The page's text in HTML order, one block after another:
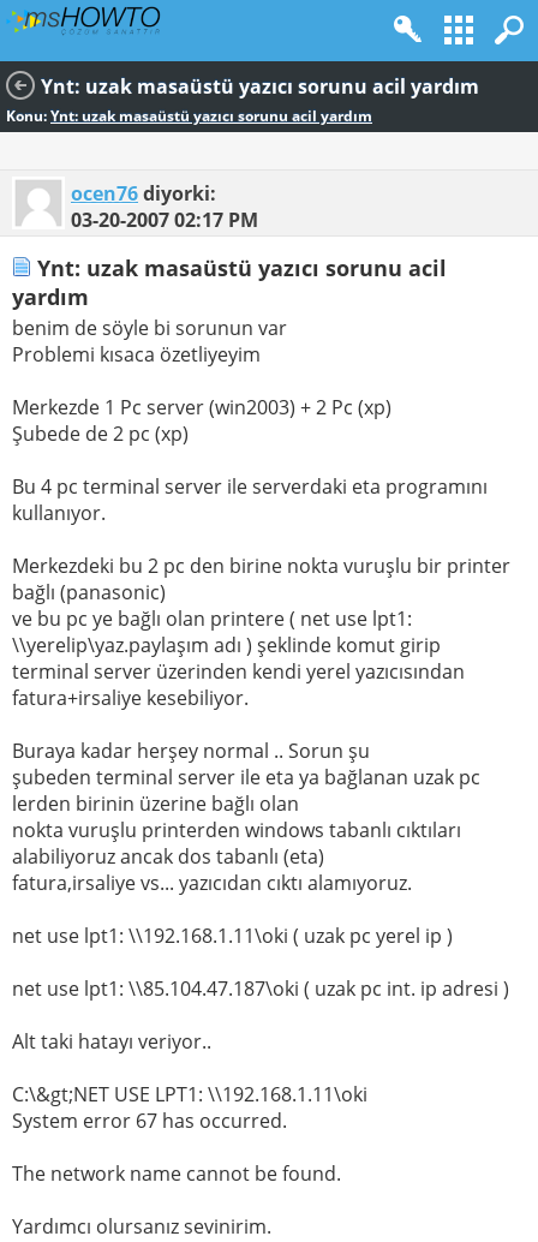
Ynt: uzak masaüstü yazıcı sorunu acil yardım
Konu:Ynt: uzak masaüstü yazıcı sorunu acil yardım
ocen76diyorki:
03-20-200702:17 PM
Ynt: uzak masaüstü yazıcı sorunu acil
yardım
benim de söyle bi sorunun var
Problemi kısaca özetliyeyim
Merkezde 1 Pc server (win2003) + 2 Pc (xp)
Şubede de 2 pc (xp)
Bu 4 pc terminal server ile serverdaki eta programını
kullanıyor.
Merkezdeki bu 2 pc den birine nokta vuruşlu bir printer
bağlı (panasonic)
ve bu pc ye bağlı olan printere ( net use lpt1:
\\yerelip\yaz.paylaşım adı ) şeklinde komut girip
terminal server üzerinden kendi yerel yazıcısından
fatura+irsaliye kesebiliyor.
Buraya kadar herşey normal .. Sorun şu
şubeden terminal server ile eta ya bağlanan uzak pc
lerden birinin üzerine bağlı olan
nokta vuruşlu printerden windows tabanlı cıktıları
alabiliyoruz ancak dos tabanlı (eta)
fatura,irsaliye vs... yazıcıdan cıktı alamıyoruz.
net use lpt1: \\192.168.1.11\oki ( uzak pc yerel ip )
net use lpt1: \\85.104.47.187\oki ( uzak pc int. ip adresi )
Alt taki hatayı veriyor..
C:\&gt;NET USE LPT1: \\192.168.1.11\oki
System error 67 has occurred.
The network name cannot be found.
Yardımcı olursanız sevinirim.